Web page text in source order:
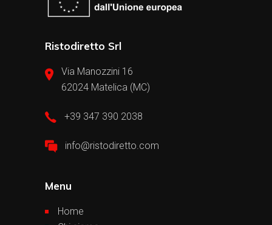
Ristodiretto Srl
Via Manozzini 16
62024 Matelica (MC)
+39 347 390 2038
info@ristodiretto.com
Menu
Home